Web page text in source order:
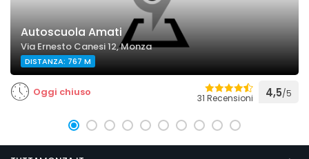
Autoscuola Amati
Via Ernesto Canesi 12, Monza
DISTANZA: 767 M
Oggi chiuso 31 Recensioni 4,5/5